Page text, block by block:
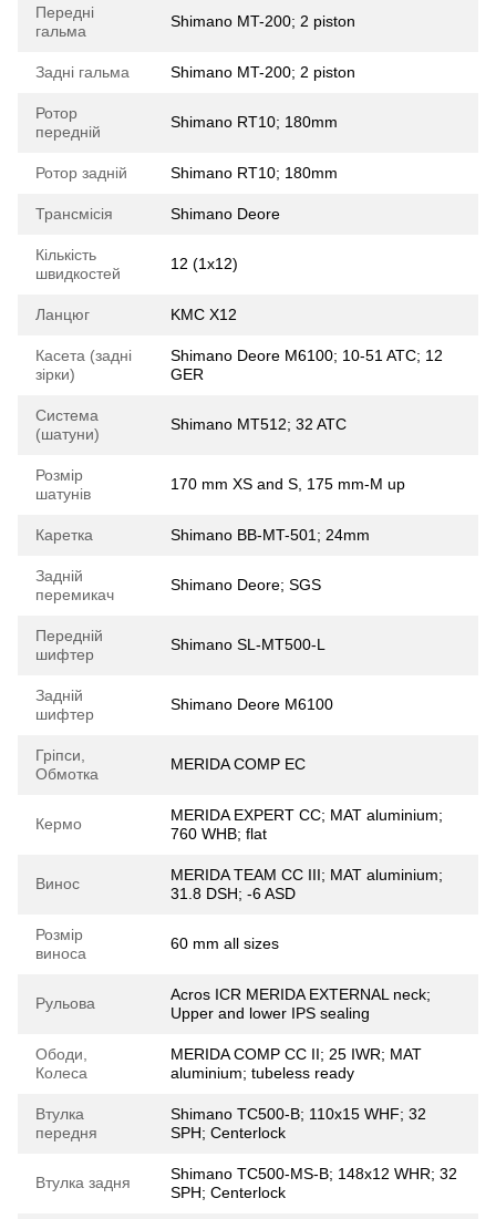
Передні
гальма
Shimano MT-200; 2 piston
Задні гальма Shimano MT-200; 2 piston
Ротор
передній
Shimano RT10; 180mm
Ротор задній Shimano RT10; 180mm
Трансмісія Shimano Deore
Кількість
швидкостей
12 (1x12)
Ланцюг KMC X12
Касета (задні
зірки)
Shimano Deore M6100; 10-51 ATC; 12
GER
Система
(шатуни)
Shimano MT512; 32 ATC
Розмір
шатунів
170 mm XS and S, 175 mm-M up
Каретка Shimano BB-MT-501; 24mm
Задній
перемикач
Shimano Deore; SGS
Передній
шифтер
Shimano SL-MT500-L
Задній
шифтер
Shimano Deore M6100
Гріпси,
Обмотка
MERIDA COMP EC
Кермо
MERIDA EXPERT CC; MAT aluminium;
760 WHB; flat
Винос
MERIDA TEAM CC III; MAT aluminium;
31.8 DSH; -6 ASD
Розмір
виноса
60 mm all sizes
Рульова
Acros ICR MERIDA EXTERNAL neck;
Upper and lower IPS sealing
Ободи,
Колеса
MERIDA COMP CC II; 25 IWR; MAT
aluminium; tubeless ready
Втулка
передня
Shimano TC500-B; 110x15 WHF; 32
SPH; Centerlock
Втулка задня
Shimano TC500-MS-B; 148x12 WHR; 32
SPH; Centerlock